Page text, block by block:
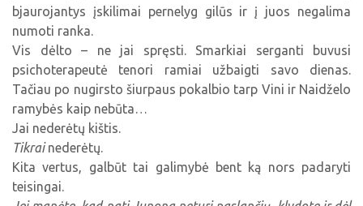
bjaurojantys įskilimai pernelyg gilūs ir į juos negalima
numoti ranka.
Vis dėlto – ne jai spręsti. Smarkiai serganti buvusi
psichoterapeutė tenori ramiai užbaigti savo dienas.
Tačiau po nugirsto šiurpaus pokalbio tarp Vini ir Naidželo
ramybės kaip nebūta…
Jai nederėtų kištis.
Tikrainederėtų.
Kita vertus, galbūt tai galimybė bent ką nors padaryti
teisingai.